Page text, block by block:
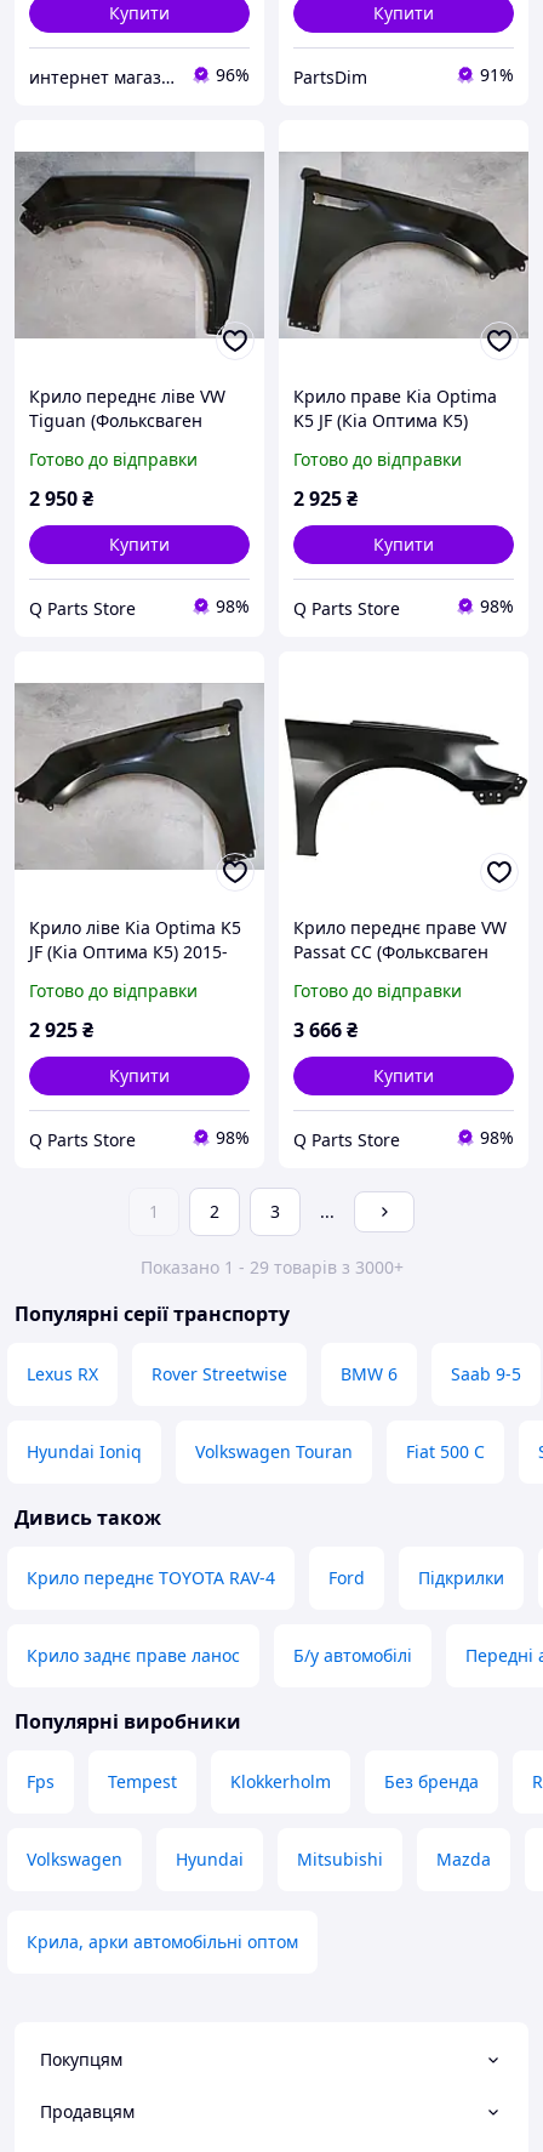
Купити
интернет магазин "Avtorazborka24" 96%
Купити
PartsDim 91%
Крило переднє ліве VW
Tiguan (Фольксваген
Готово до відправки
2 950₴
Купити
Q Parts Store 98%
Крило праве Kia Optima
K5 JF (Кіа Оптима К5)
Готово до відправки
2 925₴
Купити
Q Parts Store 98%
Крило ліве Kia Optima K5
JF (Кіа Оптима К5) 2015-
Готово до відправки
2 925₴
Купити
Q Parts Store 98%
Крило переднє праве VW
Passat CC (Фольксваген
Готово до відправки
3 666₴
Купити
Q Parts Store 98%
1 2 3 ...
Показано 1 - 29 товарів з 3000+
Популярні серії транспорту
Lexus RX Rover Streetwise BMW 6 Saab 9-5
Hyundai Ioniq Volkswagen Touran Fiat 500 C
Дивись також
Крило переднє TOYOTA RAV-4 Ford Підкрилки
Крило заднє праве ланос Б/у автомобілі Передні
Популярні виробники
Fps Tempest Klokkerholm Без бренда
Volkswagen Hyundai Mitsubishi Mazda
Крила, арки автомобільні оптом
Покупцям
Продавцям